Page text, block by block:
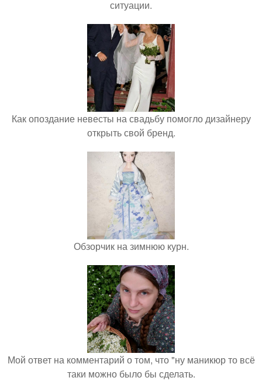
ситуации.
Как опоздание невесты на свадьбу помогло дизайнеру
открыть свой бренд.
Обзорчик на зимнюю курн.
Мой ответ на комментарий о том, что "ну маникюр то всё
таки можно было бы сделать.